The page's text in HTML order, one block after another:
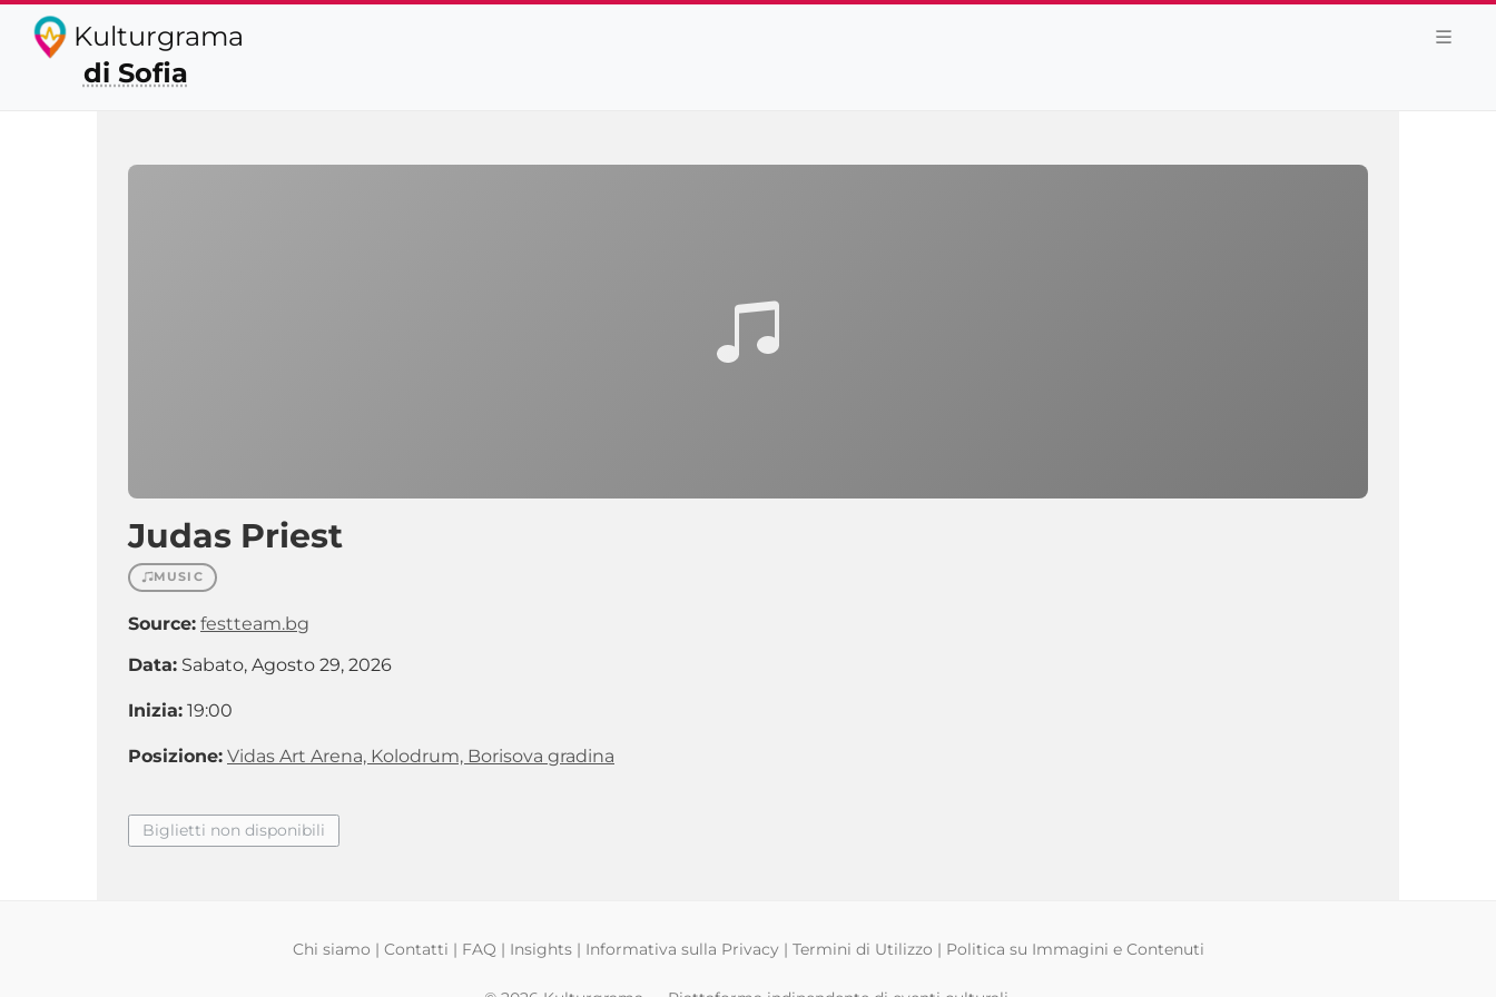
Kulturgrama
di Sofia
Judas Priest
MUSIC
Source: festteam.bg
Data: Sabato, Agosto 29, 2026
Inizia: 19:00
Posizione: Vidas Art Arena, Kolodrum, Borisova gradina
Biglietti non disponibili
Chi siamo | Contatti | FAQ | Insights| Informativa sulla Privacy| Termini di Utilizzo | Politica su Immagini e Contenuti